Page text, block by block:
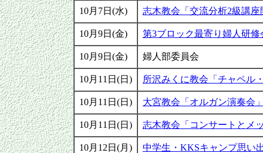
10月7日(水) 志木教会「交流分析2級講座
10月9日(金) 第3ブロック最寄り婦人研修
10月9日(金) 婦人部委員会
10月11日(日) 所沢みくに教会「チャペル
10月11日(日) 大宮教会「オルガン演奏会
10月11日(日) 志木教会「コンサートとメ
10月12日(月) 中学生・KKSキャンプ思い